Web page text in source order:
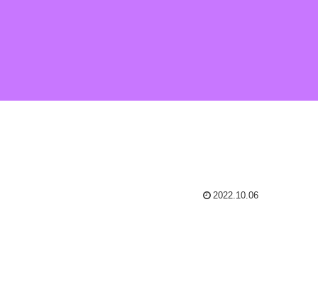
2022.10.06